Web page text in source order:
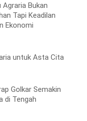
Agraria Bukan
Tapi Keadilan
Ekonomi
untuk Asta Cita
Golkar Semakin
di Tengah